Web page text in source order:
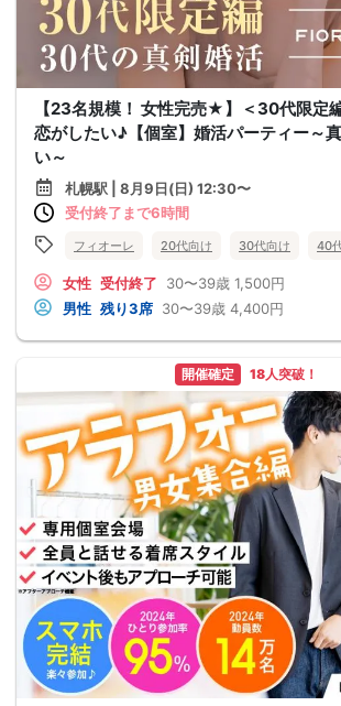
【23名規模！ 女性完売★】＜30代限定
恋がしたい♪【個室】婚活パーティー～
い～
札幌駅 | 8月9日(日) 12:30〜
受付終了まで6時間
フィオーレ 20代向け 30代向け 40
女性 受付終了 30〜39歳 1,500円
男性 残り3席 30〜39歳 4,400円
開催確定 18人突破！